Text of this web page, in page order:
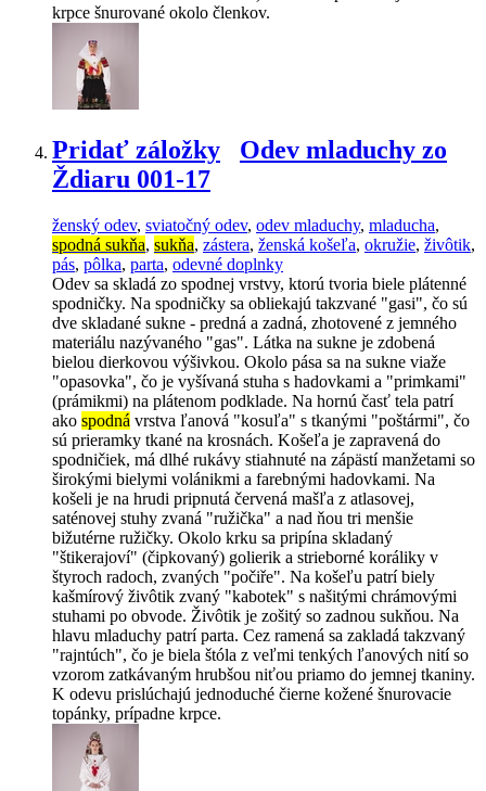
krpce šnurované okolo členkov.
Pridať záložky
Odev mladuchy zo
Ždiaru 001-17
ženský odev, sviatočný odev, odev mladuchy, mladucha,
spodná sukňa, sukňa, zástera, ženská košeľa, okružie, živôtik,
pás, pôlka, parta, odevné doplnky
Odev sa skladá zo spodnej vrstvy, ktorú tvoria biele plátenné
spodničky. Na spodničky sa obliekajú takzvané "gasi", čo sú
dve skladané sukne - predná a zadná, zhotovené z jemného
materiálu nazývaného "gas". Látka na sukne je zdobená
bielou dierkovou výšivkou. Okolo pása sa na sukne viaže
"opasovka", čo je vyšívaná stuha s hadovkami a "primkami"
(prámikmi) na plátenom podklade. Na hornú časť tela patrí
ako spodná vrstva ľanová "kosuľa" s tkanými "poštármi", čo
sú prieramky tkané na krosnách. Košeľa je zapravená do
spodničiek, má dlhé rukávy stiahnuté na zápästí manžetami so
širokými bielymi volánikmi a farebnými hadovkami. Na
košeli je na hrudi pripnutá červená mašľa z atlasovej,
saténovej stuhy zvaná "ružička" a nad ňou tri menšie
bižutérne ružičky. Okolo krku sa pripína skladaný
"štikerajoví" (čipkovaný) golierik a strieborné koráliky v
štyroch radoch, zvaných "počiře". Na košeľu patrí biely
kašmírový živôtik zvaný "kabotek" s našitými chrámovými
stuhami po obvode. Živôtik je zošitý so zadnou sukňou. Na
hlavu mladuchy patrí parta. Cez ramená sa zakladá takzvaný
"rajntúch", čo je biela štóla z veľmi tenkých ľanových nití so
vzorom zatkávaným hrubšou niťou priamo do jemnej tkaniny.
K odevu prislúchajú jednoduché čierne kožené šnurovacie
topánky, prípadne krpce.